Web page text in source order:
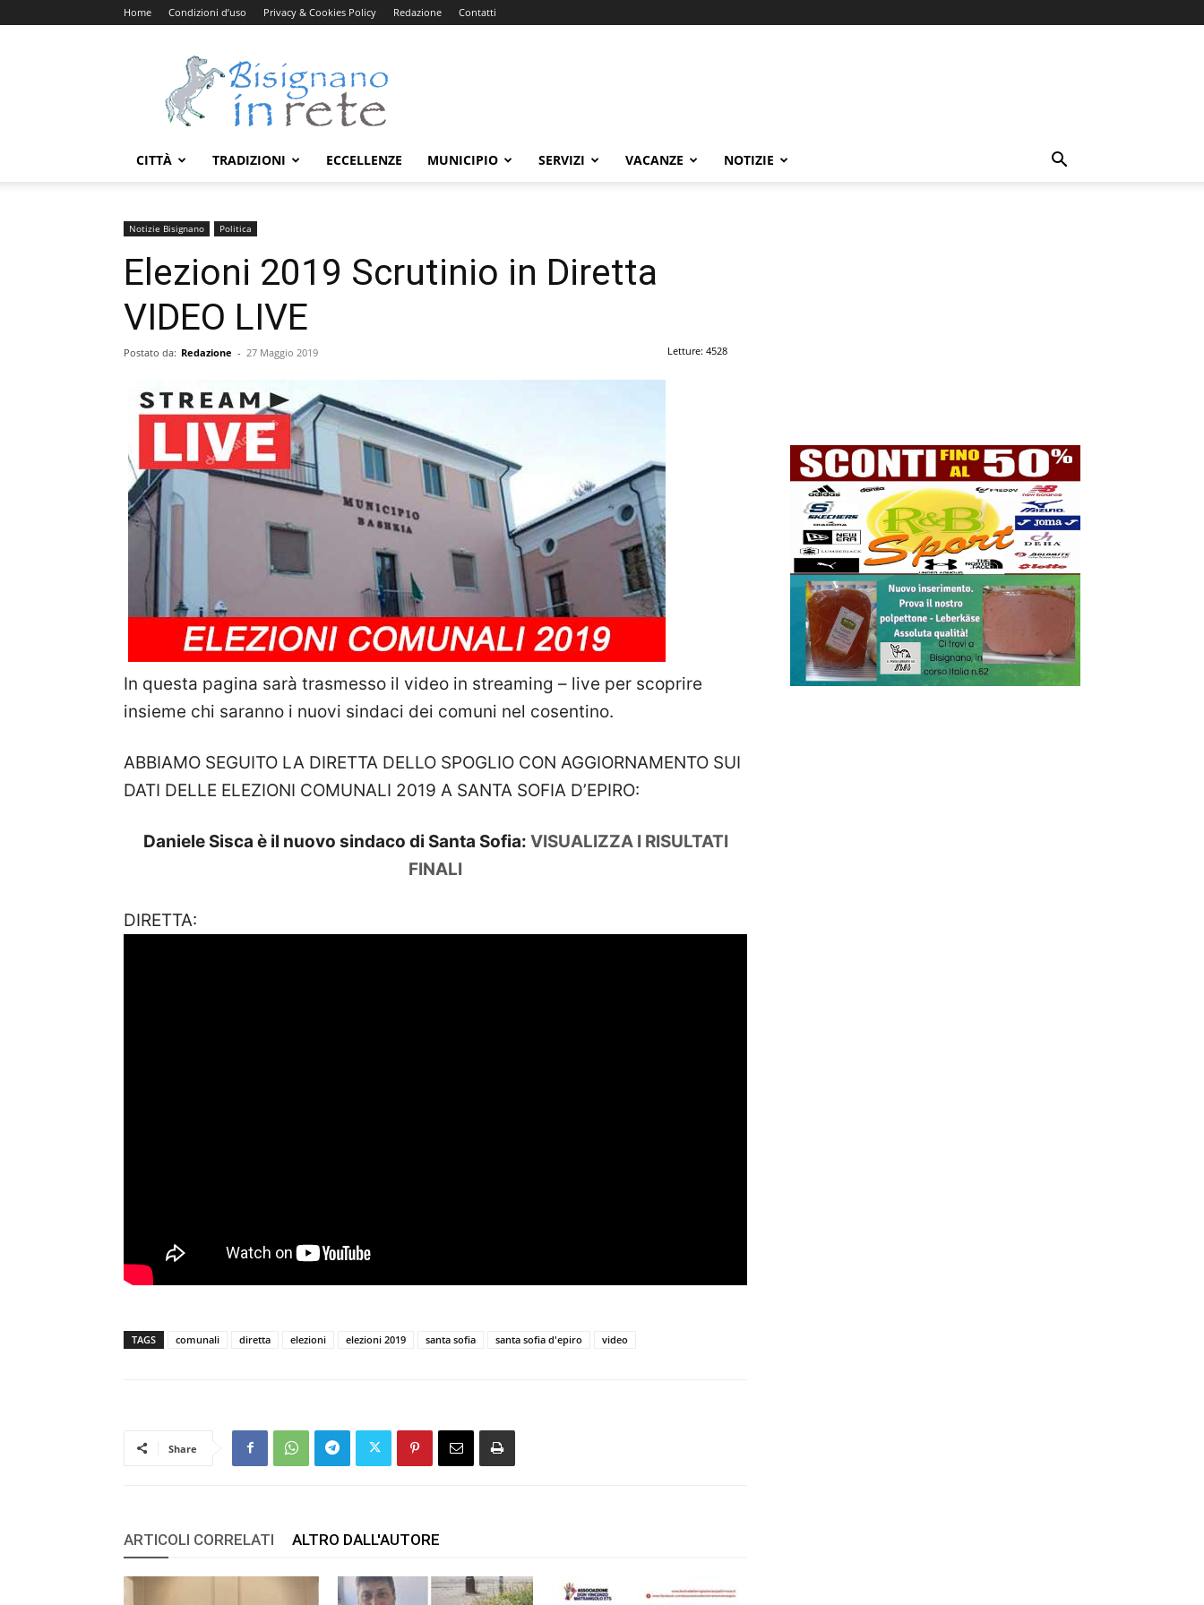
Home Condizioni d’uso Privacy & Cookies Policy Redazione Contatti
Bisignanoinrete.com
CITTÀ TRADIZIONI ECCELLENZE MUNICIPIO SERVIZI VACANZE NOTIZIE
Notizie Bisignano Politica
Elezioni 2019 Scrutinio in Diretta
VIDEO LIVE
Postato da: Redazione - 27 Maggio 2019 Letture: 4528
In questa pagina sarà trasmesso il video in streaming – live per scoprire
insieme chi saranno i nuovi sindaci dei comuni nel cosentino.
ABBIAMO SEGUITO LA DIRETTA DELLO SPOGLIO CON AGGIORNAMENTO SUI
DATI DELLE ELEZIONI COMUNALI 2019 A SANTA SOFIA D’EPIRO:
Daniele Sisca è il nuovo sindaco di Santa Sofia: VISUALIZZA I RISULTATI
FINALI
DIRETTA:
TAGS comunali diretta elezioni elezioni 2019 santa sofia santa sofia d'epiro video
Share
ARTICOLI CORRELATI ALTRO DALL'AUTORE